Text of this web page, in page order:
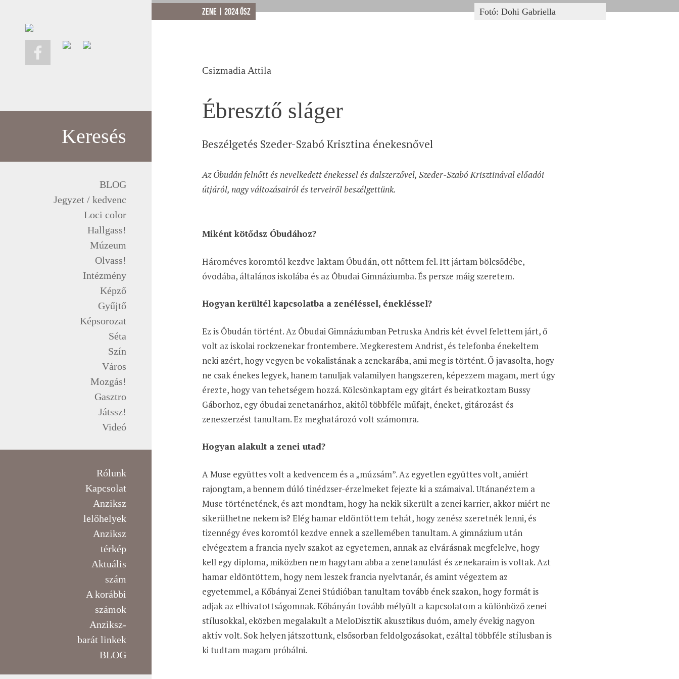
Keresés
BLOG
Jegyzet / kedvenc
Loci color
Hallgass!
Múzeum
Olvass!
Intézmény
Képző
Gyűjtő
Képsorozat
Séta
Szín
Város
Mozgás!
Gasztro
Játssz!
Videó
Rólunk
Kapcsolat
Anziksz
lelőhelyek
Anziksz
térkép
Aktuális
szám
A korábbi
számok
Anziksz-
barát linkek
BLOG
zene | 2024 ősz Fotó: Dohi Gabriella
Csizmadia Attila
Ébresztő sláger
Beszélgetés Szeder-Szabó Krisztina énekesnővel
Az Óbudán felnőtt és nevelkedett énekessel és dalszerzővel, Szeder-Szabó Krisztinával előadói
útjáról, nagy változásairól és terveiről beszélgettünk.
Miként kötődsz Óbudához?
Hároméves koromtól kezdve laktam Óbudán, ott nőttem fel. Itt jártam bölcsődébe,
óvodába, általános iskolába és az Óbudai Gimnáziumba. És persze máig szeretem.
Hogyan kerültél kapcsolatba a zenéléssel, énekléssel?
Ez is Óbudán történt. Az Óbudai Gimnáziumban Petruska Andris két évvel felettem járt, ő
volt az iskolai rockzenekar frontembere. Megkerestem Andrist, és telefonba énekeltem
neki azért, hogy vegyen be vokalistának a zenekarába, ami meg is történt. Ő javasolta, hogy
ne csak énekes legyek, hanem tanuljak valamilyen hangszeren, képezzem magam, mert úgy
érezte, hogy van tehetségem hozzá. Kölcsönkaptam egy gitárt és beiratkoztam Bussy
Gáborhoz, egy óbudai zenetanárhoz, akitől többféle műfajt, éneket, gitározást és
zeneszerzést tanultam. Ez meghatározó volt számomra.
Hogyan alakult a zenei utad?
A Muse együttes volt a kedvencem és a „múzsám”. Az egyetlen együttes volt, amiért
rajongtam, a bennem dúló tinédzser-érzelmeket fejezte ki a számaival. Utánanéztem a
Muse történetének, és azt mondtam, hogy ha nekik sikerült a zenei karrier, akkor miért ne
sikerülhetne nekem is? Elég hamar eldöntöttem tehát, hogy zenész szeretnék lenni, és
tizennégy éves koromtól kezdve ennek a szellemében tanultam. A gimnázium után
elvégeztem a francia nyelv szakot az egyetemen, annak az elvárásnak megfelelve, hogy
kell egy diploma, miközben nem hagytam abba a zenetanulást és zenekaraim is voltak. Azt
hamar eldöntöttem, hogy nem leszek francia nyelvtanár, és amint végeztem az
egyetemmel, a Kőbányai Zenei Stúdióban tanultam tovább ének szakon, hogy formát is
adjak az elhivatottságomnak. Kőbányán tovább mélyült a kapcsolatom a különböző zenei
stílusokkal, eközben megalakult a MeloDisztiK akusztikus duóm, amely évekig nagyon
aktív volt. Sok helyen játszottunk, elsősorban feldolgozásokat, ezáltal többféle stílusban is
ki tudtam magam próbálni.